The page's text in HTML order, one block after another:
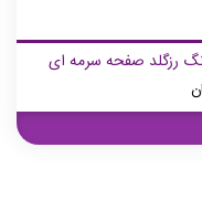
رزگلد صفحه سرمه ای